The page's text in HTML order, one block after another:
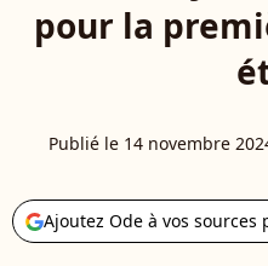
pour la
Publié le 14 novembre
Ajoutez Ode à vos sources